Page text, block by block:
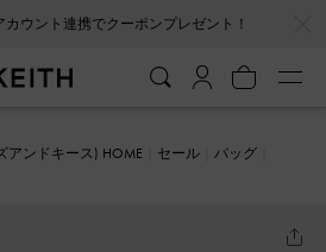
カウント連携でクーポンプレゼント！
アンドキース) HOME セール
バッグ